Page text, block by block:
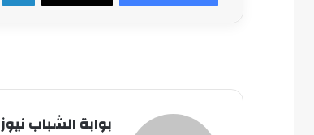
بوابة الشباب نيوز